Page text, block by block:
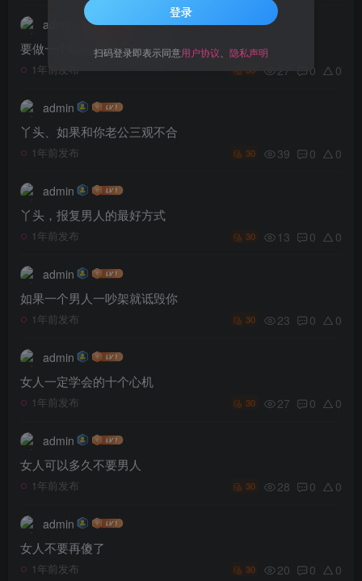
admin
要做一个聪明的女人对待男人
1年前发布 30 27 0 0
admin
丫头、如果和你老公三观不合
1年前发布 30 39 0 0
admin
丫头，报复男人的最好方式
1年前发布 30 13 0 0
admin
如果一个男人一吵架就诋毁你
1年前发布 30 23 0 0
admin
女人一定学会的十个心机
1年前发布 30 27 0 0
admin
女人可以多久不要男人
1年前发布 30 28 0 0
admin
女人不要再傻了
1年前发布 30 20 0 0
登录
扫码登录即表示同意用户协议 隐私声明